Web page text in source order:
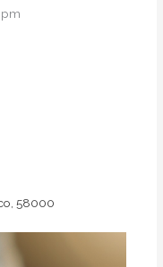
pm
58000